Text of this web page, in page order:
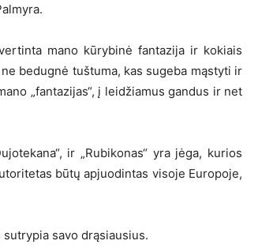
mano kūrybinė fantazija ir kokiais
bedugnė tuštuma, kas sugeba mąstyti ir
„fantazijas“, į leidžiamus gandus ir net
ir „Rubikonas“ yra jėga, kurios
būtų apjuodintas visoje Europoje,
savo drąsiausius.